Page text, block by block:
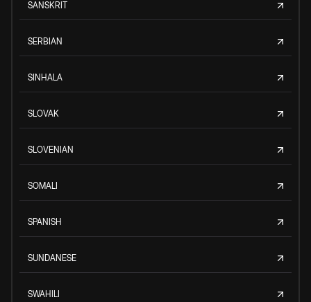
SANSKRIT
SERBIAN
SINHALA
SLOVAK
SLOVENIAN
SOMALI
SPANISH
SUNDANESE
SWAHILI